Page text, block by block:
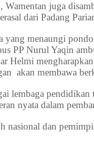
Wamentan juga
dari Padang
yang menaungi
PP Nurul Yaqin
Helmi
akan membawa
lembaga
nyata dalam
nasional dan